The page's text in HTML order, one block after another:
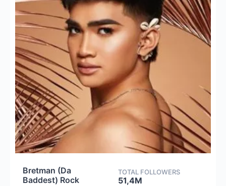
Bretman (Da
Baddest) Rock
TOTAL FOLLOWERS
51,4M